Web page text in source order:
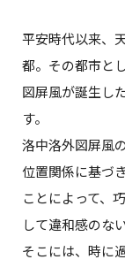
平安時代以来、
都。その都市と
図屏風が誕生し
す。
洛中洛外図屏風
位置関係に基づ
ことによって、
して違和感のな
そこには、時に